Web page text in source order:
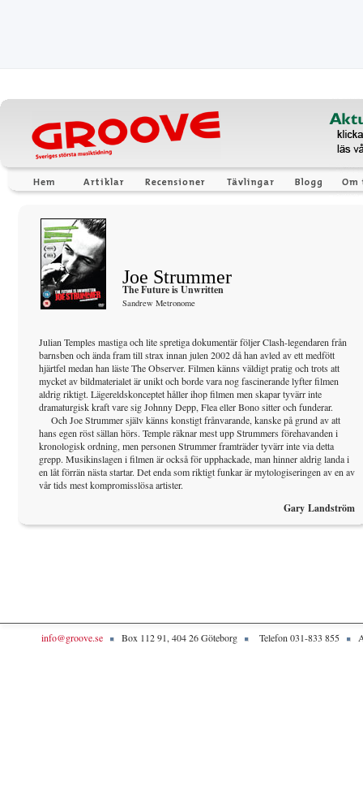
Joe Strummer
The Future is Unwritten
Sandrew Metronome
Julian Temples mastiga och lite spretiga dokumentär följer Clash-legendaren från
barnsben och ända fram till strax innan julen 2002 då han avled av ett medfött
hjärtfel medan han läste The Observer. Filmen känns väldigt pratig och trots att
mycket av bildmaterialet är unikt och borde vara nog fascinerande lyfter filmen
aldrig riktigt. Lägereldskonceptet håller ihop filmen men skapar tyvärr inte
dramaturgisk kraft vare sig Johnny Depp, Flea eller Bono sitter och funderar.
Och Joe Strummer själv känns konstigt frånvarande, kanske på grund av att
hans egen röst sällan hörs. Temple räknar mest upp Strummers förehavanden i
kronologisk ordning, men personen Strummer framträder tyvärr inte via detta
grepp. Musikinslagen i filmen är också för upphackade, man hinner aldrig landa i
en låt förrän nästa startar. Det enda som riktigt funkar är mytologiseringen av en av
vår tids mest kompromisslösa artister.
Gary Landström
info@groove.se Box 112 91, 404 26 Göteborg Telefon 031-833 855